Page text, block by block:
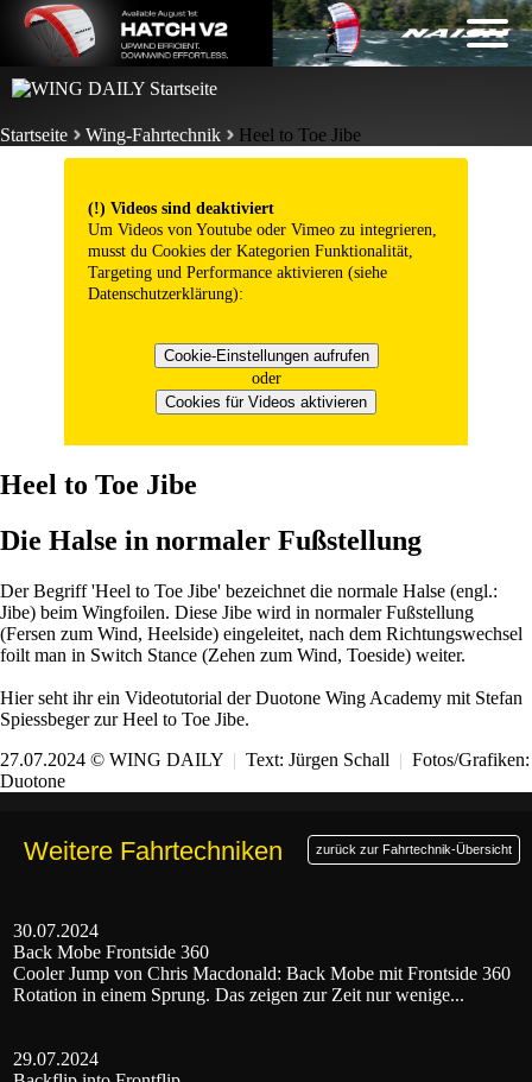
Startseite Wing-Fahrtechnik Heel to Toe Jibe
(!) Videos sind deaktiviert
Um Videos von Youtube oder Vimeo zu integrieren,
musst du Cookies der Kategorien Funktionalität,
Targeting und Performance aktivieren (siehe
Datenschutzerklärung):
Cookie-Einstellungen aufrufen
oder
Cookies für Videos aktivieren
Heel to Toe Jibe
Die Halse in normaler Fußstellung
Der Begriff 'Heel to Toe Jibe' bezeichnet die normale Halse (engl.:
Jibe) beim Wingfoilen. Diese Jibe wird in normaler Fußstellung
(Fersen zum Wind, Heelside) eingeleitet, nach dem Richtungswechsel
foilt man in Switch Stance (Zehen zum Wind, Toeside) weiter.
Hier seht ihr ein Videotutorial der Duotone Wing Academy mit Stefan
Spiessbeger zur Heel to Toe Jibe.
27.07.2024 © WING DAILY | Text: Jürgen Schall | Fotos/Grafiken:
Duotone
Weitere Fahrtechniken zurück zur Fahrtechnik-Übersicht
30.07.2024
Back Mobe Frontside 360
Cooler Jump von Chris Macdonald: Back Mobe mit Frontside 360
Rotation in einem Sprung. Das zeigen zur Zeit nur wenige...
29.07.2024